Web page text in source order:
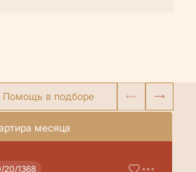
Помощь в подборе
месяца
20/1368